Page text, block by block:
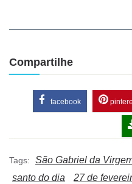
Compartilhe
facebook
Tags: São Gabriel da
santo do dia
27 de